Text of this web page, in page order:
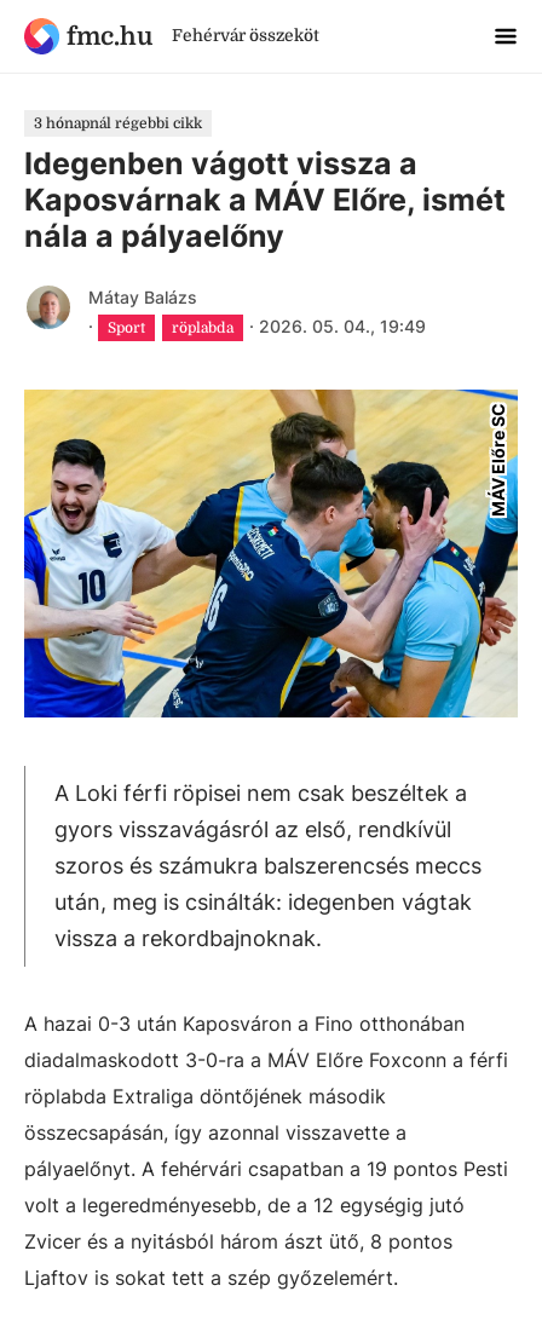
fmc.hu Fehérvár összeköt
3 hónapnál régebbi cikk
Idegenben vágott vissza a
Kaposvárnak a MÁV Előre, ismét
nála a pályaelőny
Mátay Balázs
·
Sport röplabda · 2026. 05. 04., 19:49
MÁV Előre SC
A Loki férfi röpisei nem csak beszéltek a
gyors visszavágásról az első, rendkívül
szoros és számukra balszerencsés meccs
után, meg is csinálták: idegenben vágtak
vissza a rekordbajnoknak.
A hazai 0-3 után Kaposváron a Fino otthonában
diadalmaskodott 3-0-ra a MÁV Előre Foxconn a férfi
röplabda Extraliga döntőjének második
összecsapásán, így azonnal visszavette a
pályaelőnyt. A fehérvári csapatban a 19 pontos Pesti
volt a legeredményesebb, de a 12 egységig jutó
Zvicer és a nyitásból három ászt ütő, 8 pontos
Ljaftov is sokat tett a szép győzelemért.